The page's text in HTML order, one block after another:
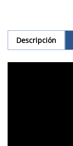
Descripción